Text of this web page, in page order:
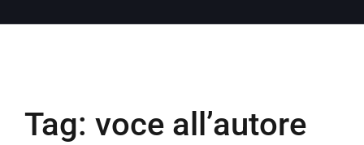
Tag: voce all’autore